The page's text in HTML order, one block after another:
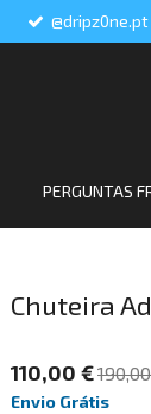
@dripz0ne.pt
PERGUNTAS
Chuteira
110,00 €
Envio Grátis